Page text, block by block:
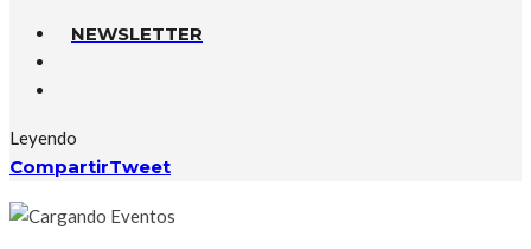
NEWSLETTER
Leyendo
CompartirTweet